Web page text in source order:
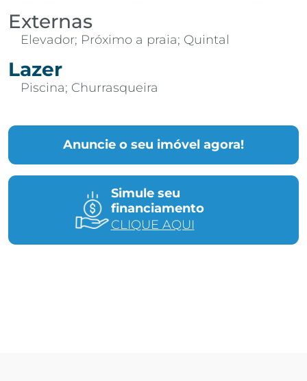
Anuncie o seu imóvel agora!
Simule seu
financiamento
CLIQUE AQUI
Externas
Elevador; Próximo a praia; Quintal
Lazer
Piscina; Churrasqueira